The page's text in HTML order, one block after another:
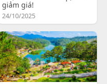
giảm giá!
24/10/2025